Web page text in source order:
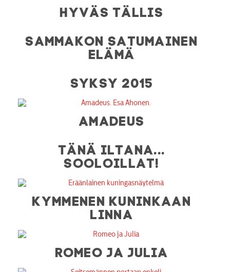
HYVÄS TÄLLIS
SAMMAKON SATUMAINEN
ELÄMÄ
SYKSY 2015
AMADEUS
TÄNÄ ILTANA...
SOOLOILLAT!
KYMMENEN KUNINKAAN
LINNA
ROMEO JA JULIA